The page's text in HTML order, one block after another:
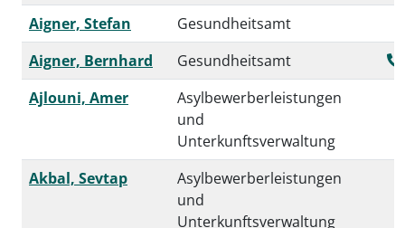
Aigner, Stefan
Gesundheitsamt
Aigner, Bernhard
Gesundheitsamt
Ajlouni, Amer
Asylbewerberleistungen
und
Unterkunftsverwaltung
Akbal, Sevtap
Asylbewerberleistungen
und
Unterkunftsverwaltung